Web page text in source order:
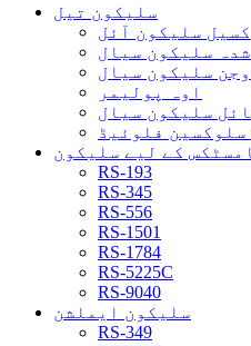
سلیکون تیل
سلیکون آئل
سلیکون سیال
سلیکون سیال
اوہ پولیمر
سلیکون سیال
فلوئیڈ
کے لیے سلیکون
RS-193
RS-345
RS-556
RS-1501
RS-1784
RS-5225C
RS-9040
سلیکون ایملشن
RS-349